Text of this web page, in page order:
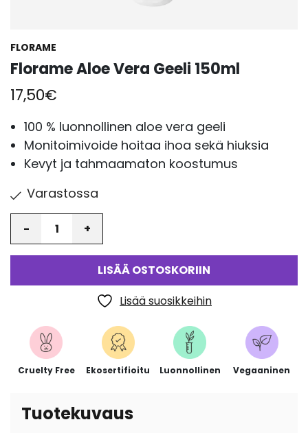
FLORAME
Florame Aloe Vera Geeli 150ml
17,50€
100 % luonnollinen aloe vera geeli
Monitoimivoide hoitaa ihoa sekä hiuksia
Kevyt ja tahmaamaton koostumus
Varastossa
LISÄÄ OSTOSKORIIN
Lisää suosikkeihin
Cruelty Free Ekosertifioitu Luonnollinen Vegaaninen
Tuotekuvaus